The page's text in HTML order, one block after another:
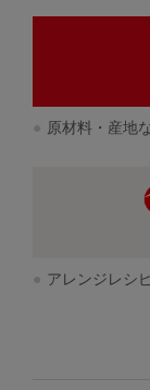
原材料・産地
アレンジレシ